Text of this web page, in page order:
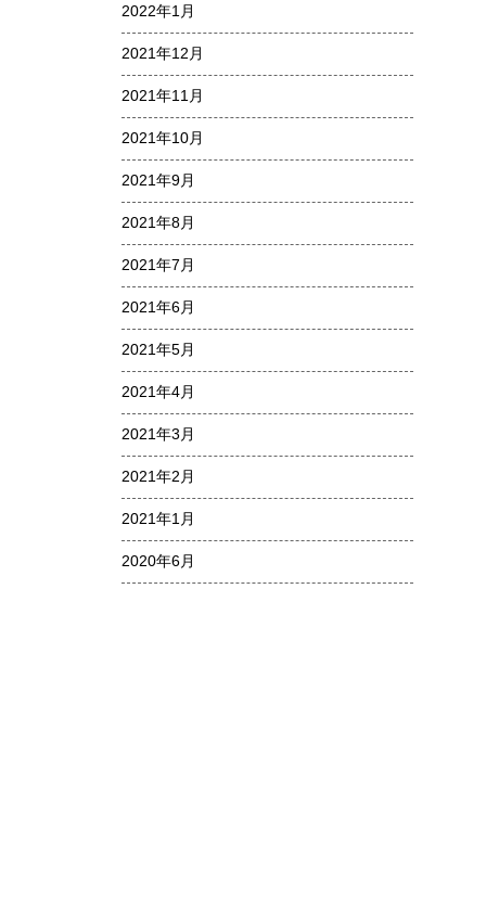
2022年1月
2021年12月
2021年11月
2021年10月
2021年9月
2021年8月
2021年7月
2021年6月
2021年5月
2021年4月
2021年3月
2021年2月
2021年1月
2020年6月